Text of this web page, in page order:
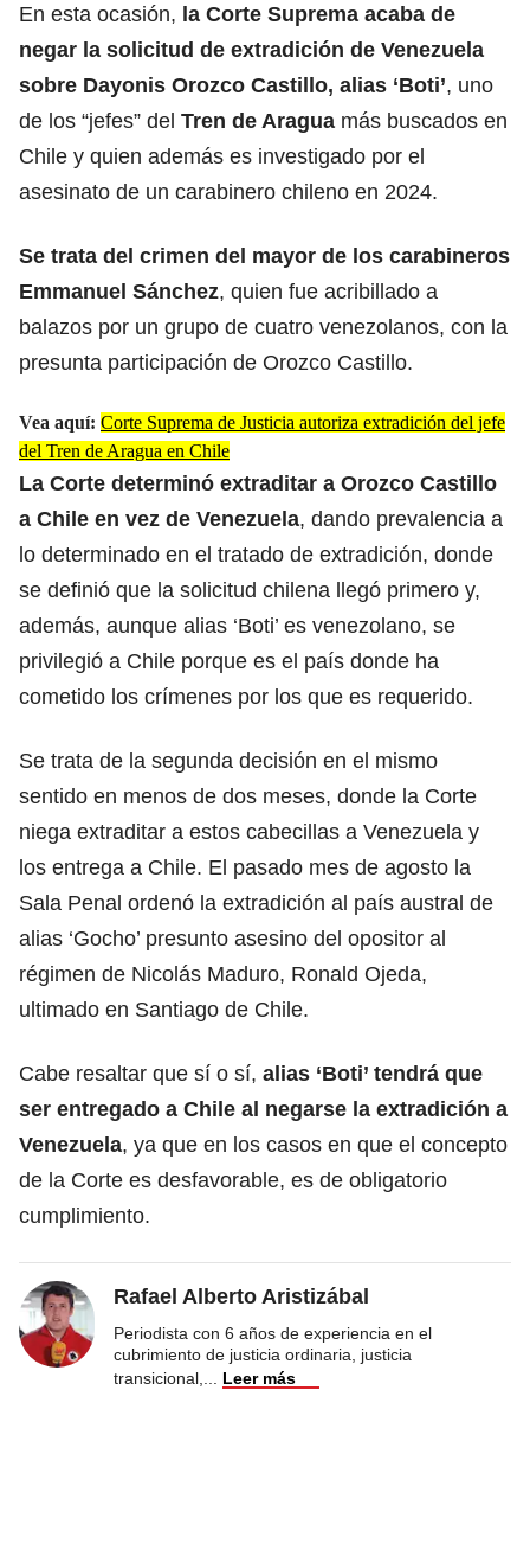
En esta ocasión, la Corte Suprema acaba de
negar la solicitud de extradición de Venezuela
sobre Dayonis Orozco Castillo, alias ‘Boti’, uno
de los “jefes” del Tren de Aragua más buscados en
Chile y quien además es investigado por el
asesinato de un carabinero chileno en 2024.
Se trata del crimen del mayor de los carabineros
Emmanuel Sánchez, quien fue acribillado a
balazos por un grupo de cuatro venezolanos, con la
presunta participación de Orozco Castillo.
Vea aquí: Corte Suprema de Justicia autoriza extradición del jefe
del Tren de Aragua en Chile
La Corte determinó extraditar a Orozco Castillo
a Chile en vez de Venezuela, dando prevalencia a
lo determinado en el tratado de extradición, donde
se definió que la solicitud chilena llegó primero y,
además, aunque alias ‘Boti’ es venezolano, se
privilegió a Chile porque es el país donde ha
cometido los crímenes por los que es requerido.
Se trata de la segunda decisión en el mismo
sentido en menos de dos meses, donde la Corte
niega extraditar a estos cabecillas a Venezuela y
los entrega a Chile. El pasado mes de agosto la
Sala Penal ordenó la extradición al país austral de
alias ‘Gocho’ presunto asesino del opositor al
régimen de Nicolás Maduro, Ronald Ojeda,
ultimado en Santiago de Chile.
Cabe resaltar que sí o sí, alias ‘Boti’ tendrá que
ser entregado a Chile al negarse la extradición a
Venezuela, ya que en los casos en que el concepto
de la Corte es desfavorable, es de obligatorio
cumplimiento.
Rafael Alberto Aristizábal
Periodista con 6 años de experiencia en el
cubrimiento de justicia ordinaria, justicia
transicional,
Leer más